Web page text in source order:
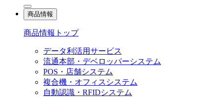
商品情報
商品情報トップ
データ利活用サービス
流通本部・デベロッパーシステム
POS・店舗システム
複合機・オフィスシステム
自動認識・RFIDシステム